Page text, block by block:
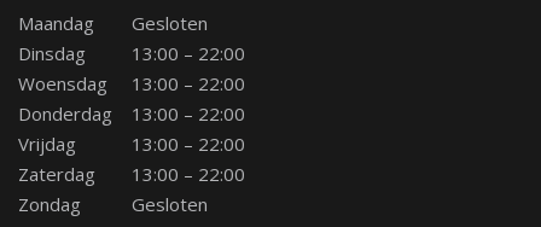
Maandag
Gesloten
Dinsdag
13:00 – 22:00
Woensdag
13:00 – 22:00
Donderdag
13:00 – 22:00
Vrijdag
13:00 – 22:00
Zaterdag
13:00 – 22:00
Zondag
Gesloten